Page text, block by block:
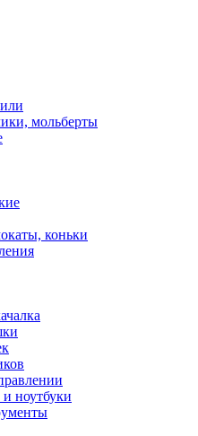
мольберты
коньки
ноутбуки